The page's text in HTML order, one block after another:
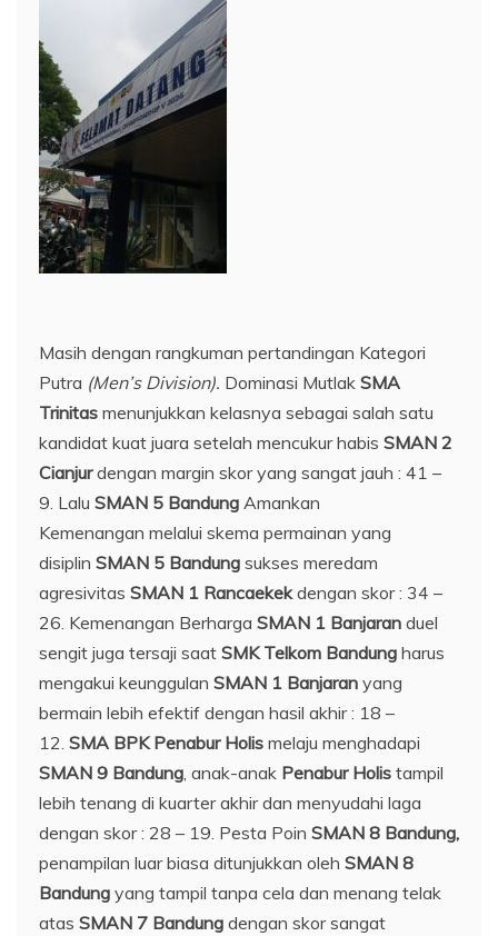
Masih dengan rangkuman pertandingan Kategori
Putra (Men’s Division). Dominasi Mutlak SMA
Trinitas menunjukkan kelasnya sebagai salah satu
kandidat kuat juara setelah mencukur habis SMAN 2
Cianjurdengan margin skor yang sangat jauh : 41 –
9. Lalu SMAN 5 Bandung Amankan
Kemenangan melalui skema permainan yang
disiplin SMAN 5 Bandung sukses meredam
agresivitas SMAN 1 Rancaekekdengan skor : 34 –
26. Kemenangan Berharga SMAN 1 Banjaran duel
sengit juga tersaji saat SMK Telkom Bandung harus
mengakui keunggulan SMAN 1 Banjaran yang
bermain lebih efektif dengan hasil akhir : 18 –
12. SMA BPK Penabur Holis melaju menghadapi
SMAN 9 Bandung, anak-anak Penabur Holis tampil
lebih tenang di kuarter akhir dan menyudahi laga
dengan skor : 28 – 19. Pesta Poin SMAN 8 Bandung,
penampilan luar biasa ditunjukkan oleh SMAN 8
Bandung yang tampil tanpa cela dan menang telak
atas SMAN 7 Bandung dengan skor sangat